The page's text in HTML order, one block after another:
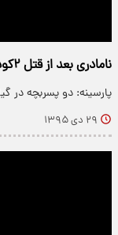
نامادری بعد از قتل ۲کودک،خانه را آتش زد
پارسینه: دو پسربچه در
۲۹ دی ۱۳۹۵